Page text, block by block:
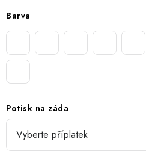
Barva
Potisk na záda